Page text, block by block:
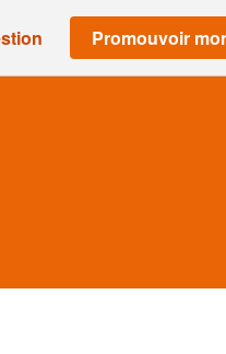
Promouvoir